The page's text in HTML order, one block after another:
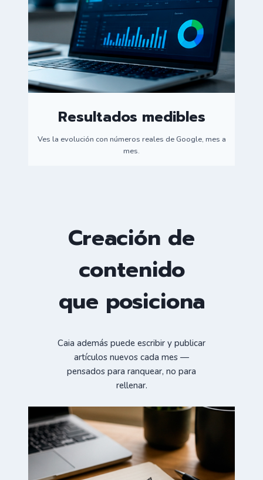
Resultados medibles
Ves la evolución con números reales de Google, mes a
mes.
Creación de
contenido
que posiciona
Caia además puede escribir y publicar
artículos nuevos cada mes —
pensados para ranquear, no para
rellenar.